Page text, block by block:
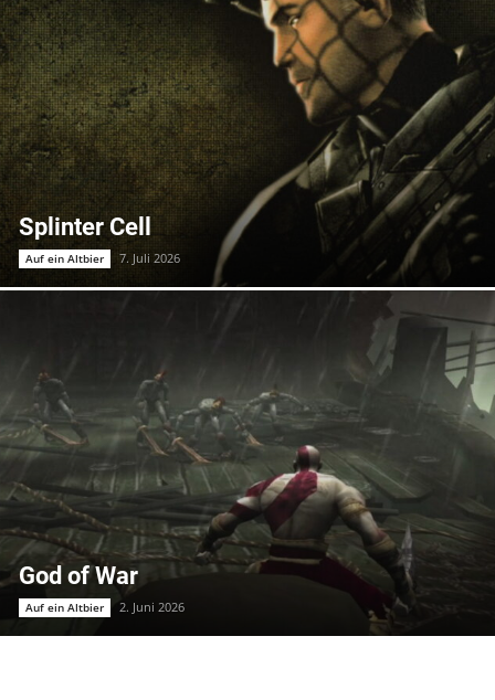
Splinter Cell
Auf ein Altbier 7. Juli 2026
God of War
Auf ein Altbier 2. Juni 2026